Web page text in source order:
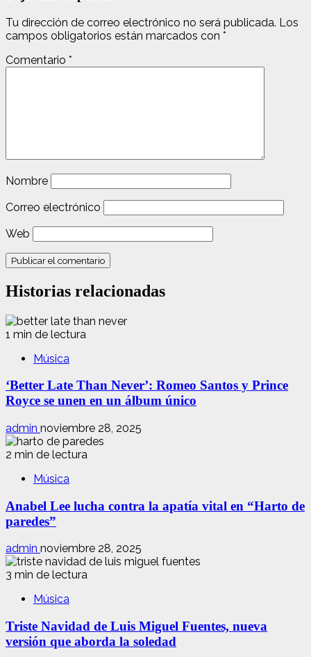
Tu dirección de correo electrónico no será publicada. Los
campos obligatorios están marcados con *
Comentario *
Nombre
Correo electrónico
Web
Historias relacionadas
1 min de lectura
Música
‘Better Late Than Never’: Romeo Santos y Prince
Royce se unen en un álbum único
admin noviembre 28, 2025
2 min de lectura
Música
Anabel Lee lucha contra la apatía vital en “Harto de
paredes”
admin noviembre 28, 2025
3 min de lectura
Música
Triste Navidad de Luis Miguel Fuentes, nueva
versión que aborda la soledad